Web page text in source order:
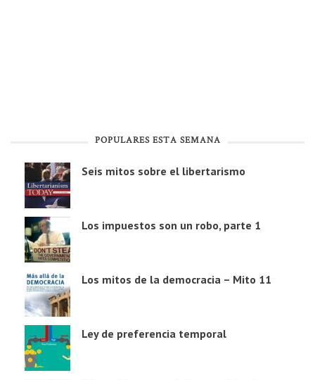
POPULARES ESTA SEMANA
Seis mitos sobre el libertarismo
Los impuestos son un robo, parte 1
Los mitos de la democracia – Mito 11
Ley de preferencia temporal